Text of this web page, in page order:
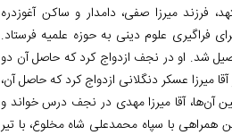
فرزند میرزا صفی، دامدار و ساکن آغوزدره
فراگیری علوم دینی به حوزه علمیه فرستاد.
شد. او در نجف ازدواج کرد که حاصل آن دو
میرزا عسکر دنگلانی ازدواج کرد که حاصل آن،
آن‌ها، آقا میرزا مهدی در نجف درس خواند و
با سپاه محمدعلی شاه مخلوع، با تیر